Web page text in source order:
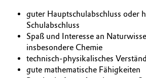
guter Hauptschulabschluss oder
Schulabschluss
Spaß und Interesse an
insbesondere Chemie
technisch-physikalisches
gute mathematische Fähigkeiten